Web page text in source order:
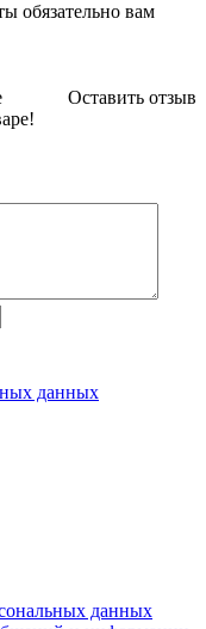
обязательно вам
Оставить отзыв
данных
данных